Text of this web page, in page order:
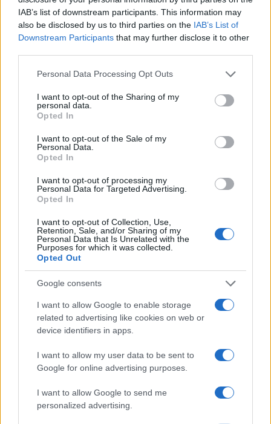
IAB’s list of downstream participants. This information may
also be disclosed by us to third parties on the IAB’s List of
Downstream Participants that may further disclose it to other
Please note that this website/app uses one or more Google
not limited to your visit or usage behaviour. You may click to
grant or deny consent to Google and its third-party tags to
use your data for below specified purposes in below Google
consent section.
Personal Data Processing Opt Outs
I want to opt-out of the Sharing of my
personal data.
Opted In
I want to opt-out of the Sale of my
Personal Data.
Opted In
I want to opt-out of processing my
Personal Data for Targeted Advertising.
Opted In
I want to opt-out of Collection, Use,
Retention, Sale, and/or Sharing of my
Personal Data that Is Unrelated with the
Purposes for which it was collected.
Opted Out
Google consents
I want to allow Google to enable storage
related to advertising like cookies on web or
device identifiers in apps.
I want to allow my user data to be sent to
Google for online advertising purposes.
I want to allow Google to send me
personalized advertising.
2020. június 23.
Ütőképes kommunisták: jó ötlet-
e terrorszervezetnek minősíteni
az Antifát?
Seres László
2020. június 5.